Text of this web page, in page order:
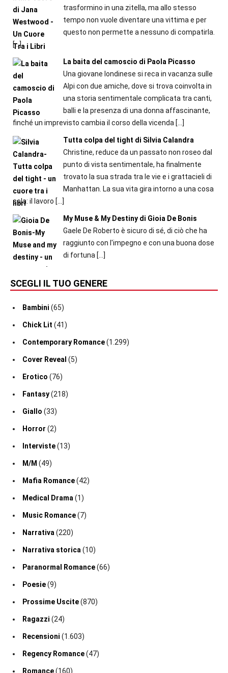
trasformino in una zitella, ma allo stesso
tempo non vuole diventare una vittima e per
questo non permette a nessuno di compatirla.
[…]
La baita del camoscio di Paola Picasso
Una giovane londinese si reca in vacanza sulle
Alpi con due amiche, dove si trova coinvolta in
una storia sentimentale complicata tra canti,
balli e la presenza di una donna affascinante,
finché un imprevisto cambia il corso della vicenda […]
Tutta colpa del tight di Silvia Calandra
Christine, reduce da un passato non roseo dal
punto di vista sentimentale, ha finalmente
trovato la sua strada tra le vie e i grattacieli di
Manhattan. La sua vita gira intorno a una cosa
sola: il lavoro […]
My Muse & My Destiny di Gioia De Bonis
Gaele De Roberto è sicuro di sé, di ciò che ha
raggiunto con l'impegno e con una buona dose
di fortuna […]
SCEGLI IL TUO GENERE
Bambini (65)
Chick Lit (41)
Contemporary Romance(1.299)
Cover Reveal (5)
Erotico (76)
Fantasy(218)
Giallo (33)
Horror (2)
Interviste(13)
M/M (49)
Mafia Romance(42)
Medical Drama(1)
Music Romance(7)
Narrativa(220)
Narrativa storica(10)
Paranormal Romance(66)
Poesie(9)
Prossime Uscite(870)
Ragazzi (24)
Recensioni (1.603)
Regency Romance(47)
Romance(160)